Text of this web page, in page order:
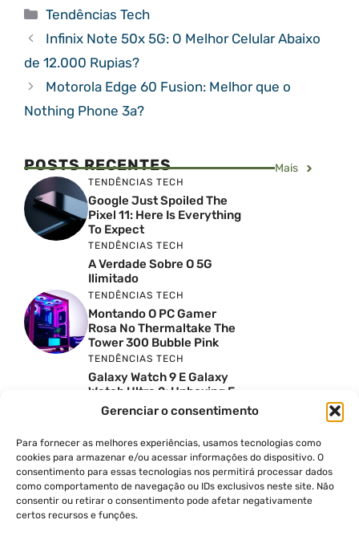
Gerenciar o consentimento
Para fornecer as melhores experiências, usamos tecnologias como
cookies para armazenar e/ou acessar informações do dispositivo. O
consentimento para essas tecnologias nos permitirá processar dados
como comportamento de navegação ou IDs exclusivos neste site. Não
consentir ou retirar o consentimento pode afetar negativamente
certos recursos e funções.
Categorias
Tendências Tech
Infinix Note 50x 5G: O Melhor Celular Abaixo
de 12.000 Rupias?
Motorola Edge 60 Fusion: Melhor que o
Nothing Phone 3a?
POSTS RECENTES Mais
TENDÊNCIAS TECH
Google Just Spoiled The
Pixel 11: Here Is Everything
To Expect
TENDÊNCIAS TECH
A Verdade Sobre O 5G
Ilimitado
TENDÊNCIAS TECH
Montando O PC Gamer
Rosa No Thermaltake The
Tower 300 Bubble Pink
TENDÊNCIAS TECH
Galaxy Watch 9 E Galaxy
Watch Ultra 2: Unboxing E
Preço No Brasil
Reviews Do YouTube Sao
Confiaveis? A Verdade Nao
E Tao Simples
TENDÊNCIAS TECH
Por Que Eu Deveria
Escolher Um Notebook